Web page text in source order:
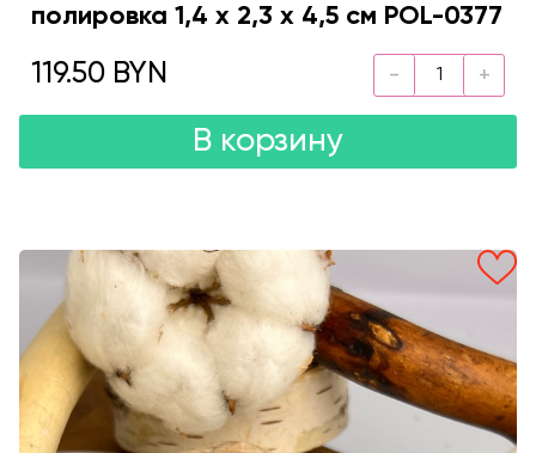
полировка 1,4 х 2,3 х 4,5 см POL-0377
119.50 BYN
В корзину